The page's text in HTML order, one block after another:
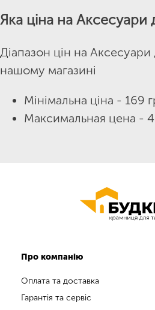
Яка ціна на Аксесуари
Діапазон цін на Аксесуари
нашому магазині
Мінімальна ціна - 169
Максимальная цена -
Про компанію
Оплата та доставка
Гарантія та сервіс